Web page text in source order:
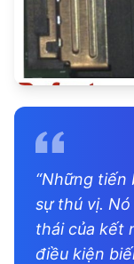
“Những tiến
sự thú vị.
thái của kết
điều kiện